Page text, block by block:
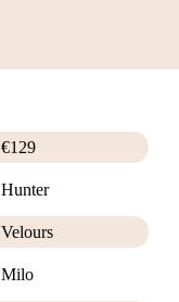
€129
Hunter
Velours
Milo